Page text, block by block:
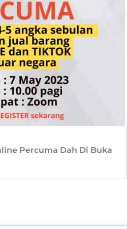
Percuma Dah Di Buka